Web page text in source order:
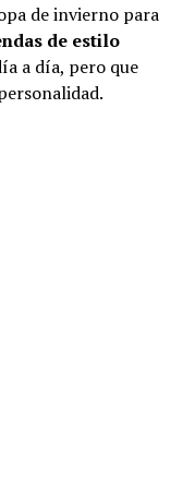
de invierno para
de estilo
a día, pero que